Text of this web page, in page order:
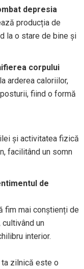
depresia
producția de
la o stare de bine și
corpului
arderea caloriilor,
fiind o formă
și activitatea fizică
facilitând un somn
de
fim mai conștienți de
un
interior.
ta zilnică este o